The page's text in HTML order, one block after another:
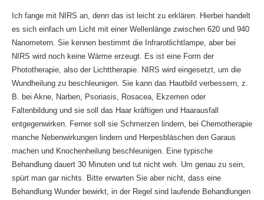
Ich fange mit NIRS an, denn das ist leicht zu erklären. Hierbei handelt
es sich einfach um Licht mit einer Wellenlänge zwischen 620 und 940
Nanometern. Sie kennen bestimmt die Infrarotlichtlampe, aber bei
NIRS wird noch keine Wärme erzeugt. Es ist eine Form der
Phototherapie, also der Lichttherapie. NIRS wird eingesetzt, um die
Wundheilung zu beschleunigen. Sie kann das Hautbild verbessern, z.
B. bei Akne, Narben, Psoriasis, Rosacea, Ekzemen oder
Faltenbildung und sie soll das Haar kräftigen und Haarausfall
entgegenwirken. Ferner soll sie Schmerzen lindern, bei Chemotherapie
manche Nebenwirkungen lindern und Herpesbläschen den Garaus
machen und Knochenheilung beschleunigen. Eine typische
Behandlung dauert 30 Minuten und tut nicht weh. Um genau zu sein,
spürt man gar nichts. Bitte erwarten Sie aber nicht, dass eine
Behandlung Wunder bewirkt, in der Regel sind laufende Behandlungen